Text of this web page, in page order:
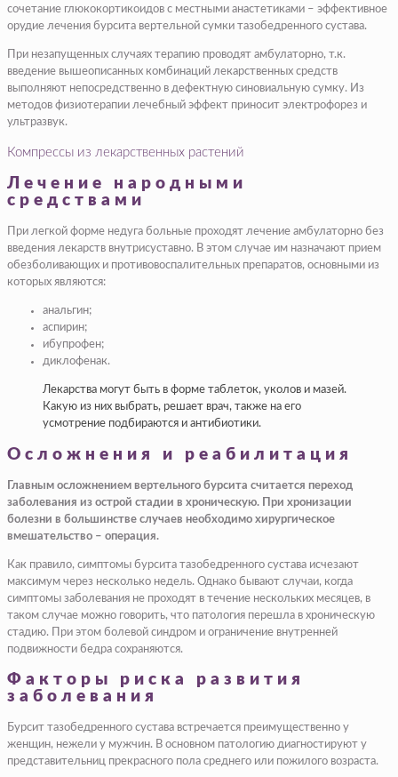
сочетание глюкокортикоидов с местными анастетиками – эффективное
орудие лечения бурсита вертельной сумки тазобедренного сустава.
При незапущенных случаях терапию проводят амбулаторно, т.к.
введение вышеописанных комбинаций лекарственных средств
выполняют непосредственно в дефектную синовиальную сумку. Из
методов физиотерапии лечебный эффект приносит электрофорез и
ультразвук.
Компрессы из лекарственных растений
Лечение народными
средствами
При легкой форме недуга больные проходят лечение амбулаторно без
введения лекарств внутрисуставно. В этом случае им назначают прием
обезболивающих и противовоспалительных препаратов, основными из
которых являются:
анальгин;
аспирин;
ибупрофен;
диклофенак.
Лекарства могут быть в форме таблеток, уколов и мазей.
Какую из них выбрать, решает врач, также на его
усмотрение подбираются и антибиотики.
Осложнения и реабилитация
Главным осложнением вертельного бурси­та считается переход
заболевания из острой стадии в хроническую. При хронизации
болезни в большинстве случаев необходимо хирургическое
вмешательство – операция.
Как правило, симптомы бурсита тазобедренного сустава исчезают
максимум через несколько недель. Однако бывают случаи, когда
симптомы заболевания не проходят в течение нескольких месяцев, в
таком случае можно говорить, что патология перешла в хроническую
стадию. При этом болевой синдром и ограничение внутренней
подвижности бедра сохраняются.
Факторы риска развития
заболевания
Бурсит тазобедренного сустава встречается преимущественно у
женщин, нежели у мужчин. В основном патологию диагностируют у
представительниц прекрасного пола среднего или пожилого возраста.